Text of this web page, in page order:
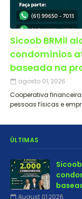
Sicoob BRMil
condomínios
baseada na
agosto 01, 2026
Cooperativa
pessoas físicas e
ÚLTIMAS
August 01,2026